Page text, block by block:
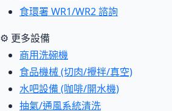
食環署 WR1/WR2 諮詢
⚙ 更多設備
商用洗碗機
食品機械 (切肉/攪拌/真空)
水吧設備 (咖啡/開水機)
抽氣/通風系統清洗